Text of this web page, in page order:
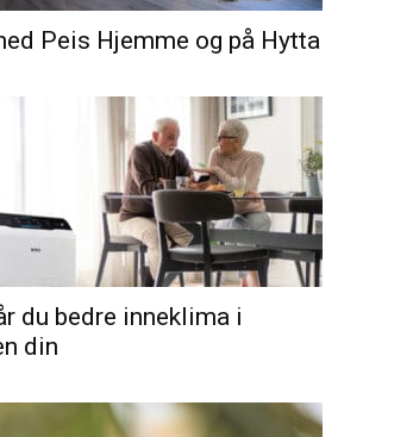
Peis Hjemme og på Hytta
du bedre inneklima i
din